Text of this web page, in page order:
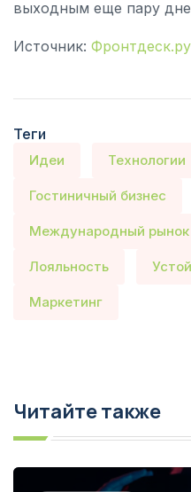
выходным еще пару
Источник: Фронтдеск.ру
Теги
Идеи Технологии
Гостиничный бизнес
Международный рынок
Лояльность
Маркетинг
Читайте также